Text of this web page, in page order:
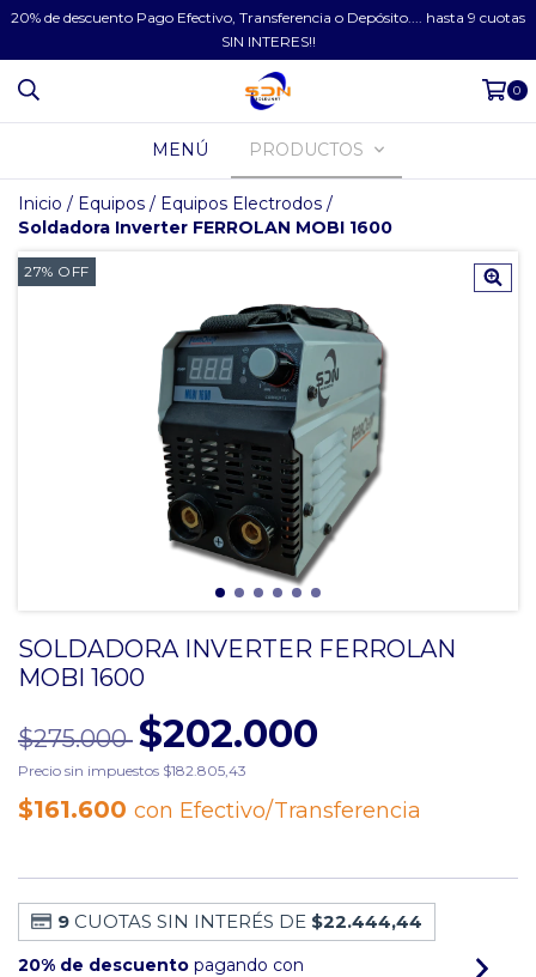
20% de descuento Pago Efectivo, Transferencia o Depósito.... hasta 9 cuotas
SIN INTERES!!
0
MENÚ PRODUCTOS
Inicio / Equipos / Equipos Electrodos /
Soldadora Inverter FERROLAN MOBI 1600
27% OFF
SOLDADORA INVERTER FERROLAN
MOBI 1600
$275.000 $202.000
Precio sin impuestos $182.805,43
$161.600 con Efectivo/Transferencia
9 CUOTAS SIN INTERÉS DE $22.444,44
20% de descuento pagando con